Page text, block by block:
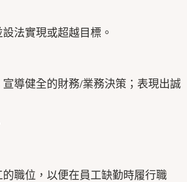
法實現或超越目標。
導健全的財務/業務決策；表現出誠
職位，以便在員工缺勤時履行職